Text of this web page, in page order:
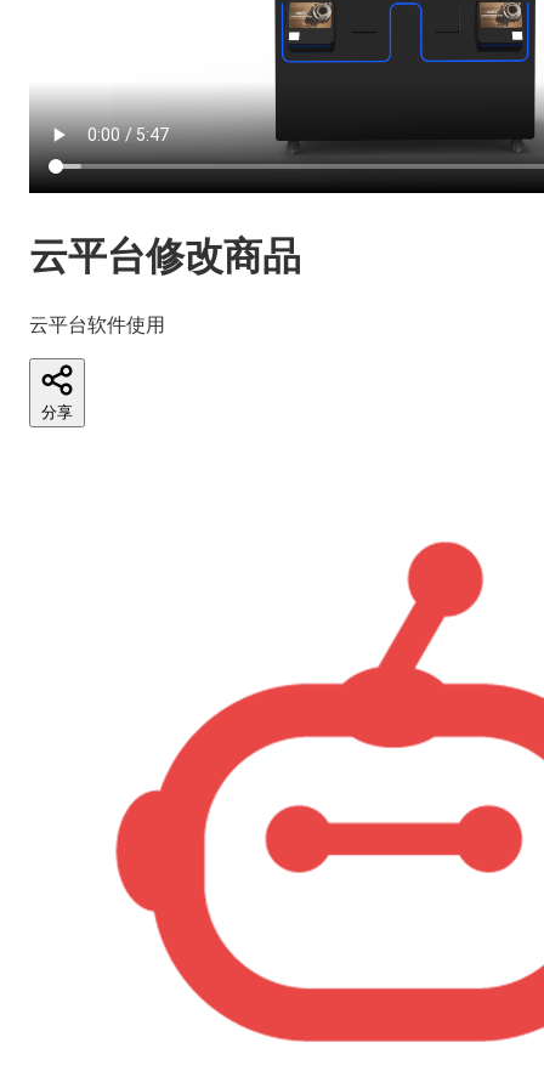
云平台修改商品
云平台软件使用
分享